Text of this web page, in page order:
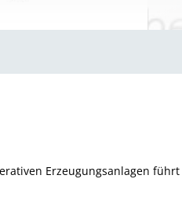
Erzeugungsanlagen